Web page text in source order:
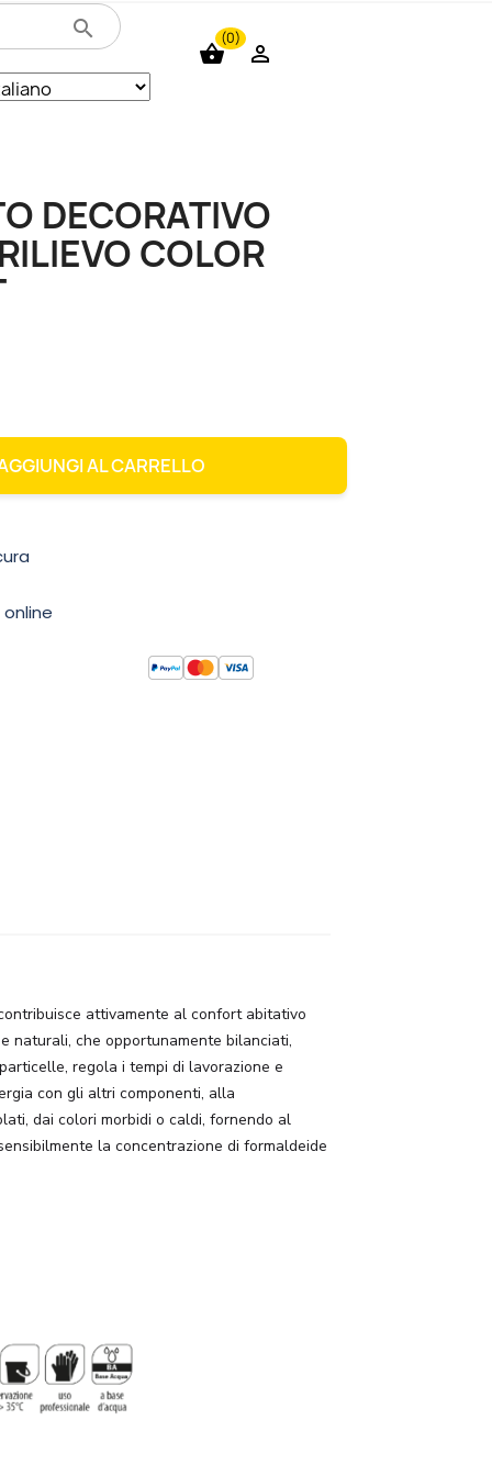
search
shopping_basket
(0)

DECORATIVO
COLOR
AL CARRELLO
attivamente al confort abitativo
naturali, che opportunamente bilanciati,
regola i tempi di lavorazione e
con gli altri componenti, alla
dai colori morbidi o caldi, fornendo al
la concentrazione di formaldeide